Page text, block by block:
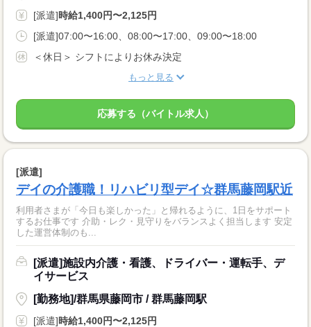
[派遣]時給1,400円〜2,125円
[派遣]07:00〜16:00、08:00〜17:00、09:00〜18:00
＜休日＞ シフトによりお休み決定
もっと見る
応募する（バイトル求人）
[派遣]
デイの介護職！リハビリ型デイ☆群馬藤岡駅近
利用者さまが「今日も楽しかった」と帰れるように、1日をサポート
するお仕事です 介助・レク・見守りをバランスよく担当します 安定
した運営体制のも...
[派遣]施設内介護・看護、ドライバー・運転手、デ
イサービス
[勤務地]/群馬県藤岡市 / 群馬藤岡駅
[派遣]時給1,400円〜2,125円